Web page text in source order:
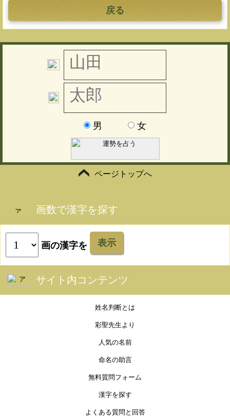
戻る
男 女
ページトップへ
画数で漢字を探す
画の漢字を 表示
サイト内コンテンツ
姓名判断とは
彩聖先生より
人気の名前
命名の助言
無料質問フォーム
漢字を探す
よくある質問と回答